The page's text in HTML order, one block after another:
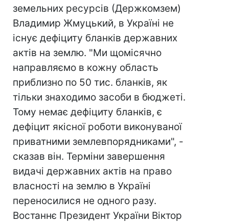
земельних ресурсів (Держкомзем)
Владимир Жмуцький, в Україні не
існує дефіциту бланків державних
актів на землю. "Ми щомісячно
направляємо в кожну область
приблизно по 50 тис. бланків, як
тільки знаходимо засоби в бюджеті.
Тому немає дефіциту бланків, є
дефіцит якісної роботи виконуваної
приватними землевпорядниками", -
сказав він. Терміни завершення
видачі державних актів на право
власності на землю в Україні
переносилися не одного разу.
Востаннє Президент України Віктор